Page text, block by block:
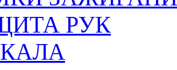
РУК